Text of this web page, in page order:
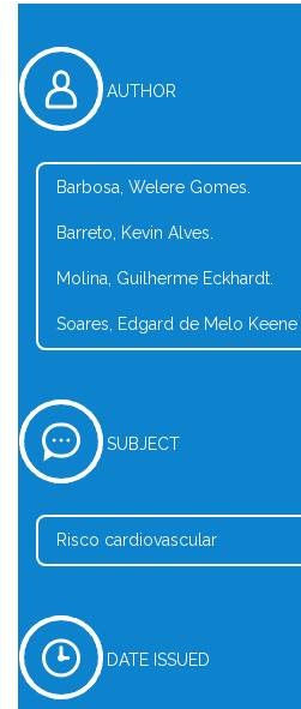
AUTHOR
Barbosa, Welere Gomes.
Barreto, Kevin Alves.
Molina, Guilherme Eckhardt.
Soares, Edgard de Melo Keene
SUBJECT
Risco cardiovascular
DATE ISSUED